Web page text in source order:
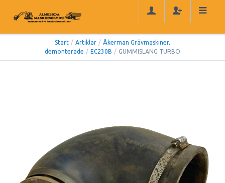
Start / Artiklar / Åkerman Grävmaskiner,
demonterade / EC230B / GUMMISLANG TURBO